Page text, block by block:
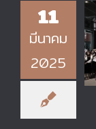
11
มีนาคม
2025